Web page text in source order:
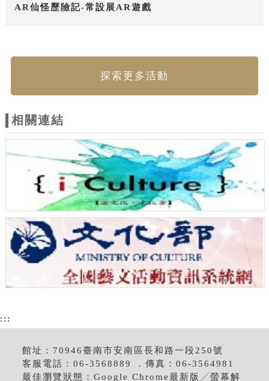
AR仙怪歷險記-常設展AR遊戲
探索更多活動
相關連結
:::
館址：70946臺南市安南區長和路一段250號
客服電話：06-3568889 ．傳真：06-3564981
最佳瀏覽狀態：Google Chrome最新版╱螢幕解